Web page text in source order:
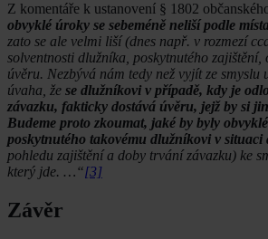
Z komentáře k ustanovení § 1802
obvyklé úroky se sebeméně neliší podle
zato se ale velmi liší (dnes např. v rozmezí
solventnosti dlužníka, poskytnutého zajištění,
úvěru. Nezbývá nám tedy než vyjít ze smyslu
úvaha, že se dlužníkovi v případě, kdy je
závazku, fakticky dostává úvěru, jejž by si
Budeme proto zkoumat, jaké by byly
poskytnutého takovému dlužníkovi v situaci
pohledu zajištění a doby trvání závazku) ke
který jde. …“[3]
Závěr